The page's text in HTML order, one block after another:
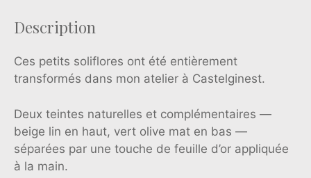
lot
de
Description
Ces petits soliflores ont été entièrement
transformés dans mon atelier à Castelginest.
Deux teintes naturelles et complémentaires —
beige lin en haut, vert olive mat en bas —
séparées par une touche de feuille d’or appliquée
à la main.